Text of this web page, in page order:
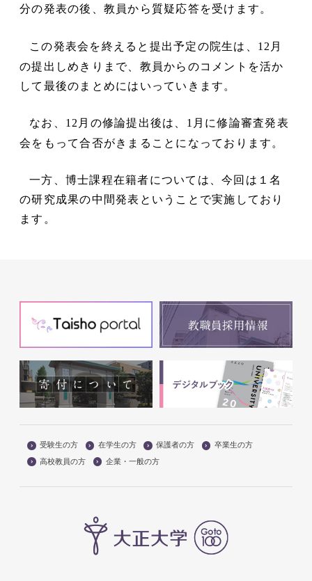
分の発表の後、教員から質疑応答を受けます。
この発表会を終えると提出予定の院生は、 12 月
の提出しめきりまで、教員からのコメントを活か
して最後のまとめにはいっていきます。
なお、 12 月の修論提出後は、 1 月に修論審査発表
会をもって合否がきまることになっております。
一方、博士課程在籍者については、今回は１名
の研究成果の中間発表ということで実施しており
ます。
受験生の方 在学生の方 保護者の方
卒業生の方
高校教員の方
企業・一般の方